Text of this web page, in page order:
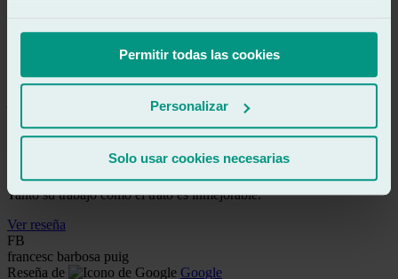
Permitir todas las cookies
Personalizar
Solo usar cookies necesarias
Personal molt atent
JM
/5· Hace 9 meses
Profesionales... Es lo mejor que tengo que decir de esta empresa.
Tanto su trabajo como el trato es inmejorable.
Ver reseña
FB
francesc barbosa puig
Reseña de
Google